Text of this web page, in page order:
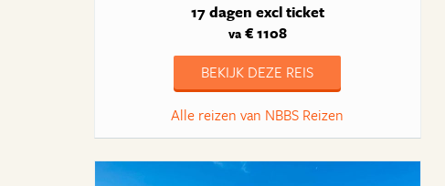
17 dagen excl ticket
va€ 1108
BEKIJK DEZE REIS
Alle reizen van NBBS Reizen